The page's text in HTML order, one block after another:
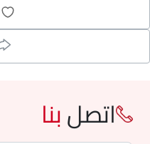
اتصلبنا